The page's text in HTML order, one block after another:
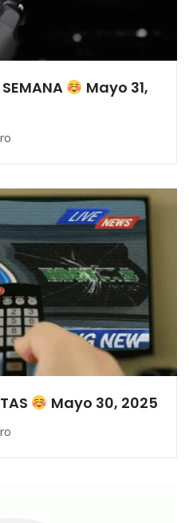
SEMANA
Mayo 31,
Mayo 30, 2025